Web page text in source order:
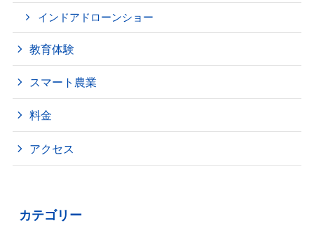
インドアドローンショー
教育体験
スマート農業
料金
アクセス
カテゴリー